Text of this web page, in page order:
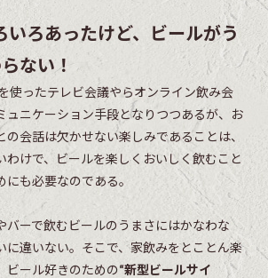
ろあったけど、ビールがう
ない！
使ったテレビ会議やらオンライン飲み会
ュニケーション手段となりつつあるが、お
会話は欠かせない楽しみであることは、
わけで、ビールを楽しくおいしく飲むこと
も必要なのである。
バーで飲むビールのうまさにはかなわな
に違いない。そこで、家飲みをとことん楽
ビール好きのための“新型ビールサイ